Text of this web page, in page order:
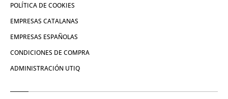
POLÍTICA DE COOKIES
EMPRESAS CATALANAS
EMPRESAS ESPAÑOLAS
CONDICIONES DE COMPRA
ADMINISTRACIÓN UTIQ